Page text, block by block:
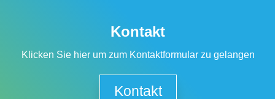
Kontakt
Klicken Sie hier um zum Kontaktformular zu gelangen
Kontakt